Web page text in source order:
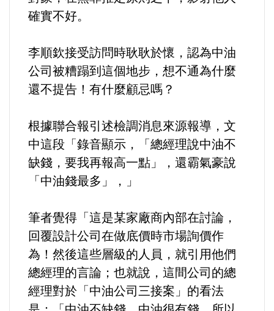
觀光旅遊
生物科技
出版（影音/圖書/雜誌）
發明/專利
旅館/民宿
好人好事/人物介紹
確實不好。
李順欽接受訪問時耿耿於懷，認為中油
公司被糟蹋到這個地步，想不通為什麼
還不提告！有什麼顧忌嗎？
根據聯合報引述檢調消息來源報導，文
中這段「錄音顯示，「總經理說中油不
缺錢，要我再報高一點」，還霸氣豪說
「中油錢最多」，」
筆者覺得「這是某家廠商內部在討論，
回覆設計公司在做底價時市場詢價作
為！然後這些層級的人員，就引用他們
總經理的言論；也就說，這間公司的總
經理對於「中油公司三接案」的看法